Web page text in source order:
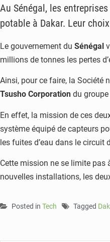
Au Sénégal, les
potable à Dakar. Leur
Le gouvernement du Sénégal
millions de tonnes les pertes
Ainsi, pour ce faire, la Société
Tsusho Corporation du
En effet, la mission de ces
système équipé de capteurs
les fuites d’eau dans le circuit
Cette mission ne se limite pas
nouvelles installations, les
Posted in Tech Tagged